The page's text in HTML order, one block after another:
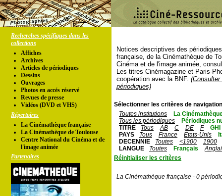
Recherches spécifiques dans les
collections
Affiches
Archives
Articles de périodiques
Dessins
Ouvrages
Photos en accés réservé
Revues de presse
Vidéos (DVD et VHS)
Répertoires
La Cinémathèque française
La Cinémathèque de Toulouse
Centre National du Cinéma et de
l'image animée
Partenaires
Notices descriptives des
française, de la Cinémathèque de
Cinéma et de l'image animée,
Les titres Cinémagazine et Paris-
coopération avec la BNF.
périodiques)
Sélectionner les critères de
Toutes institutions
La
Tous les périodiques
Périodiques
TITRE
Tous AB C DE F
GHI
PAYS
Tous France Etats-Unis
DECENNIE
Toutes <1900
1900
LANGUE
Toutes Français
Réinitialiser les critères
La Cinémathèque française - 0